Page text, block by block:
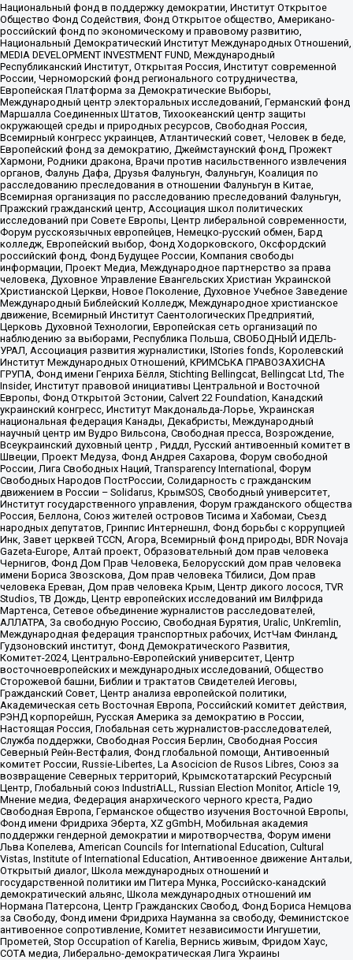
Национальный фонд в поддержку демократии, Институт Открытое
Общество Фонд Содействия, Фонд Открытое общество, Американо-
российский фонд по экономическому и правовому развитию,
Национальный Демократический Институт Международных Отношений,
MEDIA DEVELOPMENT INVESTMENT FUND, Международный
Республиканский Институт, Открытая Россия, Институт современной
России, Черноморский фонд регионального сотрудничества,
Европейская Платформа за Демократические Выборы,
Международный центр электоральных исследований, Германский фонд
Маршалла Соединенных Штатов, Тихоокеанский центр защиты
окружающей среды и природных ресурсов, Свободная Россия,
Всемирный конгресс украинцев, Атлантический совет, Человек в беде,
Европейский фонд за демократию, Джеймстаунский фонд, Прожект
Хармони, Родники дракона, Врачи против насильственного извлечения
органов, Фалунь Дафа, Друзья Фалуньгун, Фалуньгун, Коалиция по
расследованию преследования в отношении Фалуньгун в Китае,
Всемирная организация по расследованию преследований Фалуньгун,
Пражский гражданский центр, Ассоциация школ политических
исследований при Совете Европы, Центр либеральной современности,
Форум русскоязычных европейцев, Немецко-русский обмен, Бард
колледж, Европейский выбор, Фонд Ходорковского, Оксфордский
российский фонд, Фонд Будущее России, Компания свободы
информации, Проект Медиа, Международное партнерство за права
человека, Духовное Управление Евангельских Христиан Украинской
Христианской Церкви, Новое Поколение, Духовное Учебное Заведение
Международный Библейский Колледж, Международное христианское
движение, Всемирный Институт Саентологических Предприятий,
Церковь Духовной Технологии, Европейская сеть организаций по
наблюдению за выборами, Республика Польша, СВОБОДНЫЙ ИДЕЛЬ-
УРАЛ, Ассоциация развития журналистики, IStories fonds, Королевский
Институт Международных Отношений, КРИМСЬКА ПРАВОЗАХИСНА
ГРУПА, Фонд имени Генриха Бёлля, Stichting Bellingcat, Bellingcat Ltd, The
Insider, Институт правовой инициативы Центральной и Восточной
Европы, Фонд Открытой Эстонии, Calvert 22 Foundation, Канадский
украинский конгресс, Институт Макдональда-Лорье, Украинская
национальная федерация Канады, Декабристы, Международный
научный центр им Вудро Вильсона, Свободная пресса, Возрождение,
Всеукраинский духовный центр , Риддл, Русский антивоенный комитет в
Швеции, Проект Медуза, Фонд Андрея Сахарова, Форум свободной
России, Лига Свободных Наций, Transparеncy International, Форум
Свободных Народов ПостРоссии, Солидарность с гражданским
движением в России – Solidarus, КрымSOS, Свободный университет,
Институт государственного управления, Форум гражданского общества
Россия, Беллона, Союз жителей островов Тисима и Хабомаи, Съезд
народных депутатов, Гринпис Интернешнл, Фонд борьбы с коррупцией
Инк, Завет церквей TCCN, Агора, Всемирный фонд природы, BDR Novaja
Gazeta-Europe, Алтай проект, Образовательный дом прав человека
Чернигов, Фонд Дом Прав Человека, Белорусский дом прав человека
имени Бориса Звозскова, Дом прав человека Тбилиси, Дом прав
человека Ереван, Дом прав человека Крым, Центр дикого лосося, TVR
Studios, ТВ Дождь, Центр европейских исследований им Вилфрида
Мартенса, Сетевое объединение журналистов расследователей,
АЛЛАТРА, За свободную Россию, Свободная Бурятия, Uralic, UnKremlin,
Международная федерация транспортных рабочих, ИстЧам Финланд,
Гудзоновский институт, Фонд Демократического Развития,
Комитет-2024, Центрально-Европейский университет, Центр
восточноевропейских и международных исследований, Общество
Сторожевой башни, Библии и трактатов Свидетелей Иеговы,
Гражданский Совет, Центр анализа европейской политики,
Академическая сеть Восточная Европа, Российский комитет действия,
РЭНД корпорейшн, Русская Америка за демократию в России,
Настоящая Россия, Глобальная сеть журналистов-расследователей,
Служба поддержки, Свободная Россия Берлин, Свободная Россия
Северный Рейн-Вестфалия, Фонд глобальной помощи, Антивоенный
комитет России, Russie-Libertes, La Asocicion de Rusos Libres, Союз за
возвращение Северных территорий, Крымскотатарский Ресурсный
Центр, Глобальный союз IndustriALL, Russian Election Monitor, Article 19,
Мнение медиа, Федерация анархического черного креста, Радио
Свободная Европа, Германское общество изучения Восточной Европы,
Фонд имени Фридриха Эберта, XZ gGmbH, Мобильная академия
поддержки гендерной демократии и миротворчества, Форум имени
Льва Копелева, American Councils for International Education, Cultural
Vistas, Institute of International Education, Антивоенное движение Антальи,
Открытый диалог, Школа международных отношений и
государственной политики им Питера Мунка, Российско-канадский
демократический альянс, Школа международных отношений им
Нормана Патерсона, Центр Гражданских Свобод, Фонд Бориса Немцова
за Свободу, Фонд имени Фридриха Науманна за свободу, Феминистское
антивоенное сопротивление, Комитет независимости Ингушетии,
Прометей, Stop Occupation of Karelia, Вернись живым, Фридом Хаус,
СОТА медиа, Либерально-демократическая Лига Украины